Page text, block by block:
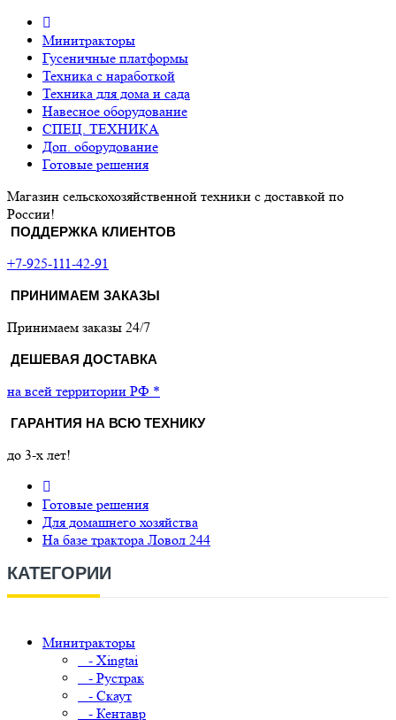
Минитракторы
Гусеничные платформы
Техника с наработкой
Техника для дома и сада
Навесное оборудование
СПЕЦ. ТЕХНИКА
Доп. оборудование
Готовые решения
Магазин сельскохозяйственной техники с доставкой по
России!
ПОДДЕРЖКА КЛИЕНТОВ
+7-925-111-42-91
ПРИНИМАЕМ ЗАКАЗЫ
Принимаем заказы 24/7
ДЕШЕВАЯ ДОСТАВКА
на всей территории РФ *
ГАРАНТИЯ НА ВСЮ ТЕХНИКУ
до 3-х лет!
Готовые решения
Для домашнего хозяйства
На базе трактора Ловол 244
КАТЕГОРИИ
Минитракторы
- Xingtai
- Рустрак
- Скаут
- Кентавр